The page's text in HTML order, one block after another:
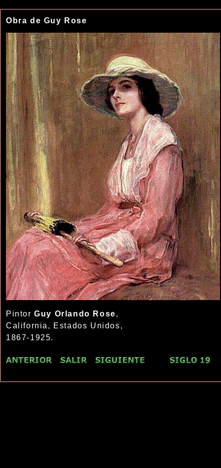
Obra de Guy Rose
PintorGuy Orlando Rose,
California, Estados Unidos,
1867-1925.